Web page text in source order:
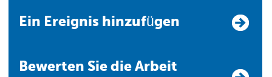
Ein Ereignis hinzufügen
Bewerten Sie die Arbeit